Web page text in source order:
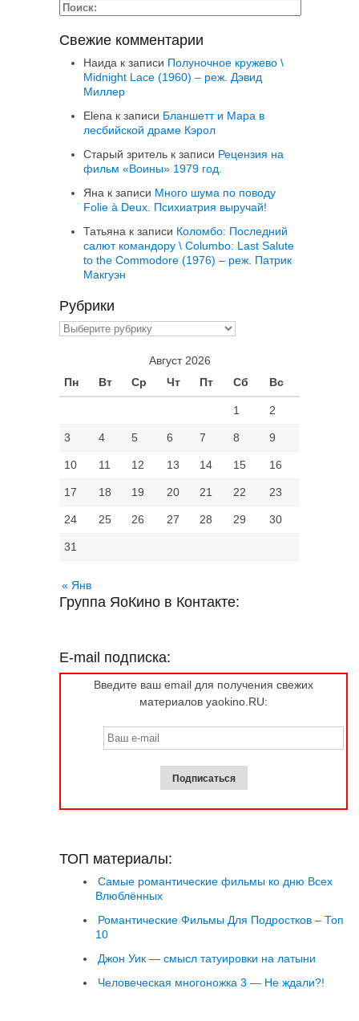
Свежие комментарии
Наида к записи Полуночное кружево \
Midnight Lace (1960) – реж. Дэвид
Миллер
Elena к записи Бланшетт и Мара в
лесбийской драме Кэрол
Старый зритель к записи Рецензия на
фильм «Воины» 1979 год.
Яна к записи Много шума по поводу
Folie à Deux. Психиатрия выручай!
Татьяна к записи Коломбо: Последний
салют командору \ Columbo: Last Salute
to the Commodore (1976) – реж. Патрик
Макгуэн
Рубрики
Рубрики
Август 2026
Пн
Вт Ср Чт Пт Сб Вс
1 2
3 4 5 6 7 8 9
10 11 12 13 14 15 16
17 18 19 20 21 22 23
24 25 26 27 28 29 30
31
« Янв
Группа ЯоКино в Контакте:
E-mail подписка:
Введите ваш email для получения свежих
материалов yaokino.RU:
ТОП материалы:
Самые романтические фильмы ко дню Всех
Влюблённых
Романтические Фильмы Для Подростков – Топ
10
Джон Уик — смысл татуировки на латыни
Человеческая многоножка 3 — Не ждали?!